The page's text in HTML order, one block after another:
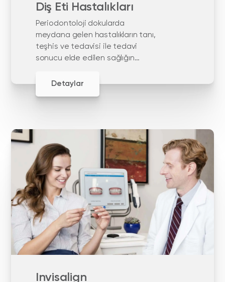
Diş Eti Hastalıkları
Periodontoloji dokularda
meydana gelen hastalıkların tanı,
teşhis ve tedavisi ile tedavi
sonucu elde edilen sağlığın
Detaylar
Invisalign